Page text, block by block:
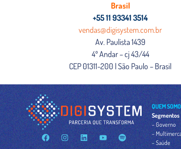
Brasil
+55 11 93341 3514
vendas@digisystem.com.br
Av. Paulista 1439
4º Andar – cj 43/44
CEP 01311-200 | São Paulo – Brasil
QUEM
Segmentos
– Governo
–
– Saúde